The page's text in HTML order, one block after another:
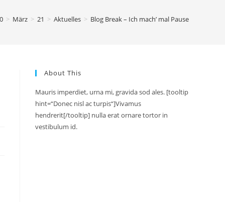
> März > 21 > Aktuelles > Blog Break – Ich mach’ mal Pause
About This
Mauris imperdiet, urna mi, gravida sod ales. [tooltip
hint=“Donec nisl ac turpis“]Vivamus
hendrerit[/tooltip] nulla erat ornare tortor in
vestibulum id.